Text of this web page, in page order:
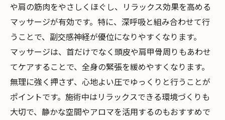
や肩の筋肉をやさしくほぐし、リラックス効果を高める
マッサージが有効です。特に、深呼吸と組み合わせて行
うことで、副交感神経が優位になりやすくなります。
マッサージは、首だけでなく頭皮や肩甲骨周りもあわせ
てケアすることで、全身の緊張を緩めやすくなります。
無理に強く押さず、心地よい圧でゆっくりと行うことが
ポイントです。施術中はリラックスできる環境づくりも
大切で、静かな空間やアロマを活用するのもおすすめで